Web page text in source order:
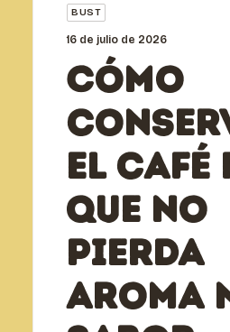
BUST
16 de julio de 2026
Cómo
el café
que no
pierda
aroma